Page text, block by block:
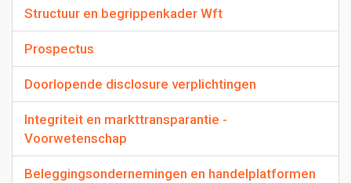
Structuur en begrippenkader Wft
Prospectus
Doorlopende disclosure verplichtingen
Integriteit en markttransparantie -
Voorwetenschap
Beleggingsondernemingen en handelplatformen